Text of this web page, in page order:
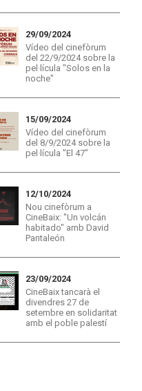
29/09/2024
Vídeo del cinefòrum
del 22/9/2024 sobre la
pel·lícula "Solos en la
noche"
15/09/2024
Vídeo del cinefòrum
del 8/9/2024 sobre la
pel·lícula "El 47"
12/10/2024
Nou cinefòrum a
CineBaix: "Un volcán
habitado" amb David
Pantaleón
23/09/2024
CineBaix tancarà el
divendres 27 de
setembre en solidaritat
amb el poble palestí